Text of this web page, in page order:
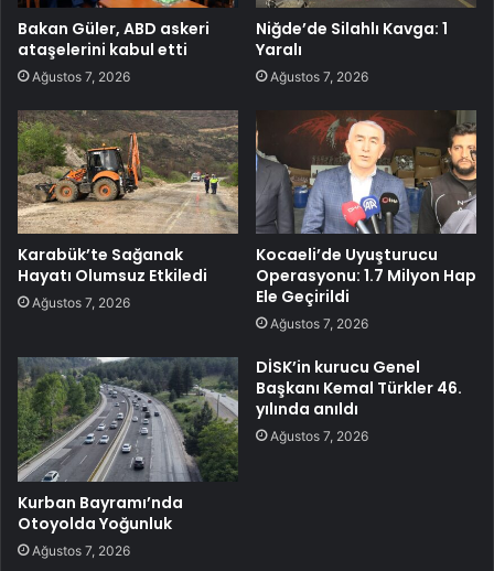
Bakan Güler, ABD askeri
ataşelerini kabul etti
Ağustos 7, 2026
Niğde’de Silahlı Kavga: 1
Yaralı
Ağustos 7, 2026
Karabük’te Sağanak
Hayatı Olumsuz Etkiledi
Ağustos 7, 2026
Kocaeli’de Uyuşturucu
Operasyonu: 1.7 Milyon Hap
Ele Geçirildi
Ağustos 7, 2026
Kurban Bayramı’nda
Otoyolda Yoğunluk
Ağustos 7, 2026
DİSK’in kurucu Genel
Başkanı Kemal Türkler 46.
yılında anıldı
Ağustos 7, 2026